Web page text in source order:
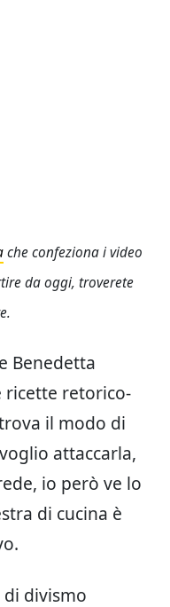
che confeziona i video
da oggi, troverete
Benedetta
ricette retorico-
il modo di
attaccarla,
io però ve lo
di cucina è
di divismo